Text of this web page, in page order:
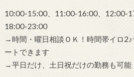
10:00-15:00、11:00-16:00、12:00-
18:00-23:00
→時間・曜日相談ＯＫ！時間帯イロ
ートできます
→平日だけ、土日祝だけの勤務も可能